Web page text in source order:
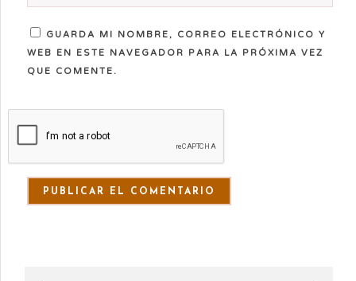
GUARDA MI NOMBRE, CORREO ELECTRÓNICO Y
WEB EN ESTE NAVEGADOR PARA LA PRÓXIMA VEZ
QUE COMENTE.